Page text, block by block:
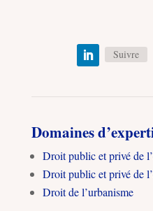
Suivre
Domaines
Droit public et privé de
Droit public et privé de
Droit de l’urbanisme